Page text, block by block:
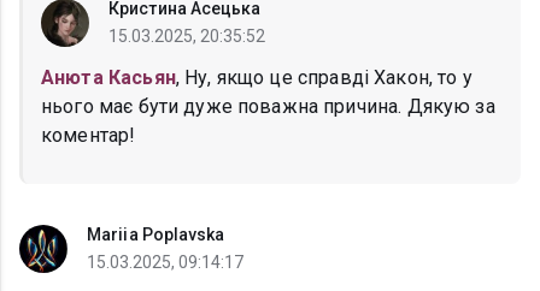
Кристина Асецька
15.03.2025, 20:35:52
Анюта Касьян, Ну, якщо це справді Хакон, то у
нього має бути дуже поважна причина. Дякую за
коментар!
Mariia Poplavska
15.03.2025, 09:14:17